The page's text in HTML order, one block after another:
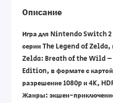
Описание
Игра для Nintendo Switch
серии The Legend of Zelda,
Zelda: Breath of the Wild
Edition, в формате с
разрешение 1080p и 4K,
Жанры: экшен-